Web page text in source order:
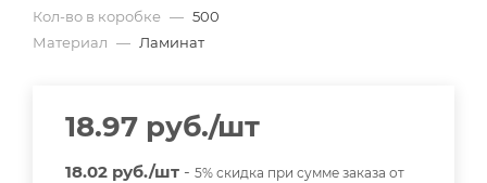
Кол-во в коробке — 500
Материал — Ламинат
18.97 руб./шт
18.02 руб./шт - 5% скидка при сумме заказа от